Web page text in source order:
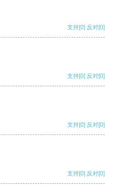
支持[0] 反对[0]
支持[0] 反对[0]
支持[0] 反对[0]
支持[0] 反对[0]